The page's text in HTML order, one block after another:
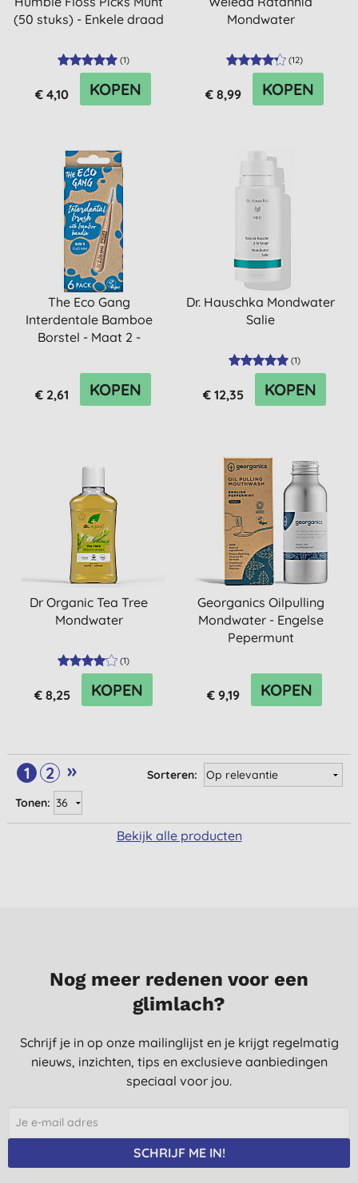
(50 stuks) - Enkele draad
(1)
€ 4,10 KOPEN
Mondwater
(12)
€ 8,99 KOPEN
The Eco Gang
Interdentale Bamboe
Borstel - Maat 2 -
€ 2,61 KOPEN
Dr. Hauschka Mondwater
Salie
(1)
€ 12,35 KOPEN
Dr Organic Tea Tree
Mondwater
(1)
€ 8,25 KOPEN
Georganics Oilpulling
Mondwater - Engelse
Pepermunt
€ 9,19 KOPEN
1 2 »
Sorteren:
Tonen:
Bekijk alle producten
Nog meer redenen voor een
glimlach?
Schrijf je in op onze mailinglijst en je krijgt regelmatig
nieuws, inzichten, tips en exclusieve aanbiedingen
speciaal voor jou.
SCHRIJF ME IN!